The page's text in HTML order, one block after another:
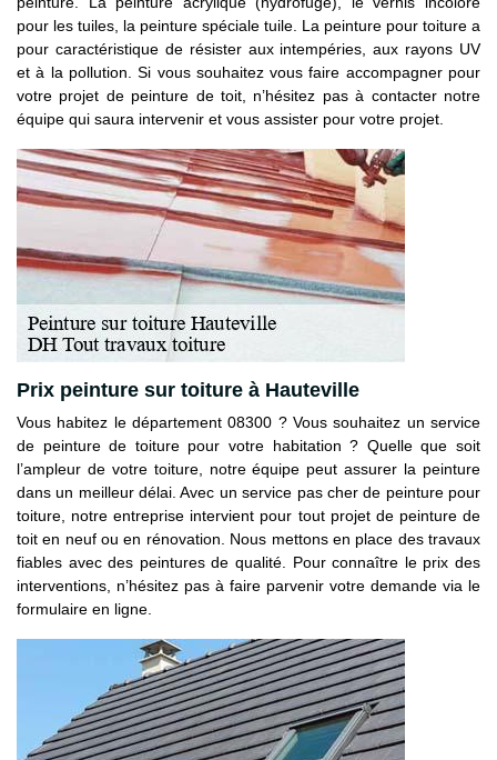
pour les tuiles, la peinture spéciale tuile. La peinture pour toiture a
pour caractéristique de résister aux intempéries, aux rayons UV
et à la pollution. Si vous souhaitez vous faire accompagner pour
votre projet de peinture de toit, n’hésitez pas à contacter notre
équipe qui saura intervenir et vous assister pour votre projet.
Prix peinture sur toiture à Hauteville
Vous habitez le département 08300 ? Vous souhaitez un service
de peinture de toiture pour votre habitation ? Quelle que soit
l’ampleur de votre toiture, notre équipe peut assurer la peinture
dans un meilleur délai. Avec un service pas cher de peinture pour
toiture, notre entreprise intervient pour tout projet de peinture de
toit en neuf ou en rénovation. Nous mettons en place des travaux
fiables avec des peintures de qualité. Pour connaître le prix des
interventions, n’hésitez pas à faire parvenir votre demande via le
formulaire en ligne.